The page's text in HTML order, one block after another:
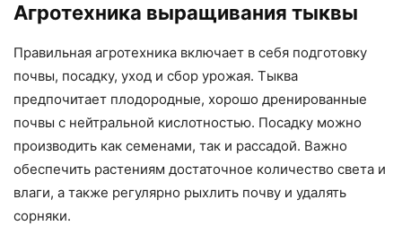
Агротехника выращивания тыквы
Правильная агротехника включает в себя подготовку
почвы, посадку, уход и сбор урожая. Тыква
предпочитает плодородные, хорошо дренированные
почвы с нейтральной кислотностью. Посадку можно
производить как семенами, так и рассадой. Важно
обеспечить растениям достаточное количество света и
влаги, а также регулярно рыхлить почву и удалять
сорняки.